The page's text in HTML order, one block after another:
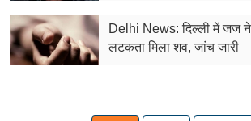
Delhi News: दिल्ली में जज
लटकता मिला शव, जांच जारी